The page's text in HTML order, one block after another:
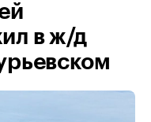
в ж/д